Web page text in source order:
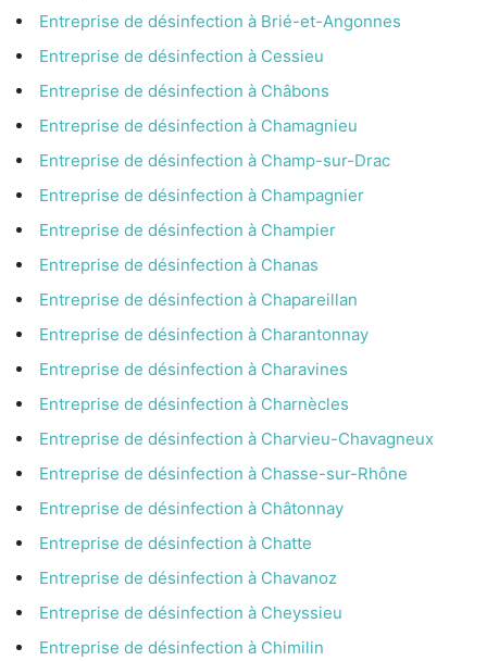
Entreprise de désinfection à Brié-et-Angonnes
Entreprise de désinfection à Cessieu
Entreprise de désinfection à Châbons
Entreprise de désinfection à Chamagnieu
Entreprise de désinfection à Champ-sur-Drac
Entreprise de désinfection à Champagnier
Entreprise de désinfection à Champier
Entreprise de désinfection à Chanas
Entreprise de désinfection à Chapareillan
Entreprise de désinfection à Charantonnay
Entreprise de désinfection à Charavines
Entreprise de désinfection à Charnècles
Entreprise de désinfection à Charvieu-Chavagneux
Entreprise de désinfection à Chasse-sur-Rhône
Entreprise de désinfection à Châtonnay
Entreprise de désinfection à Chatte
Entreprise de désinfection à Chavanoz
Entreprise de désinfection à Cheyssieu
Entreprise de désinfection à Chimilin